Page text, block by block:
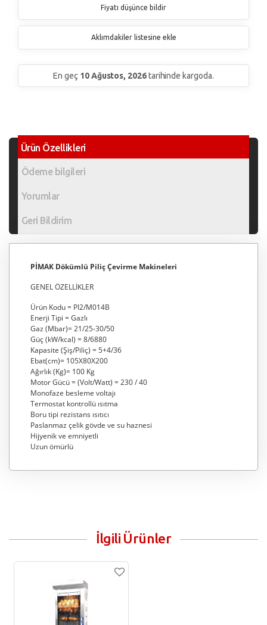
Fiyatı düşünce bildir
Aklımdakiler listesine ekle
En geç 10 Ağustos, 2026tarihinde kargoda.
Ürün Özellikleri
Ödeme bilgileri
Yorumlar
Geri Bildirim
PİMAK Dökümlü Piliç Çevirme Makineleri
GENEL ÖZELLİKLER
Ürün Kodu = PI2/M014B
Enerji Tipi = Gazlı
Gaz (Mbar)= 21/25-30/50
Güç (kW/kcal) = 8/6880
Kapasite (Şiş/Piliç) = 5+4/36
Ebat(cm)= 105X80X200
Ağırlık (Kg)= 100 Kg
Motor Gücü = (Volt/Watt) = 230 / 40
Monofaze besleme voltajı
Termostat kontrollü ısıtma
Boru tipi rezistans ısıtıcı
Paslanmaz çelik gövde ve su haznesi
Hijyenik ve emniyetli
Uzun ömürlü
İlgili Ürünler